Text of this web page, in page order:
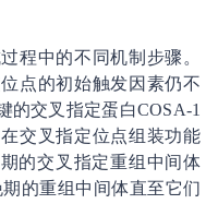
程中的不同机制步骤。
点的初始触发因素仍不
的交叉指定蛋白COSA-1
交叉指定位点组装功能
的交叉指定重组中间体
的重组中间体直至它们